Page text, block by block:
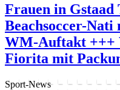
Frauen in Gstaad
Beachsoccer-
WM-Auftakt +++
Fiorita mit
Sport-News